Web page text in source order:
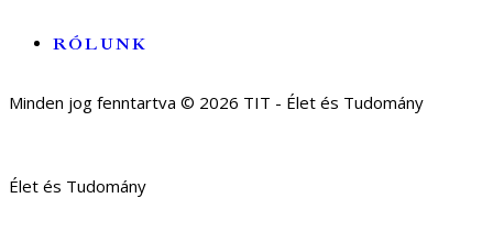
RÓLUNK
Minden jog fenntartva © 2026 TIT - Élet és Tudomány
Élet és Tudomány